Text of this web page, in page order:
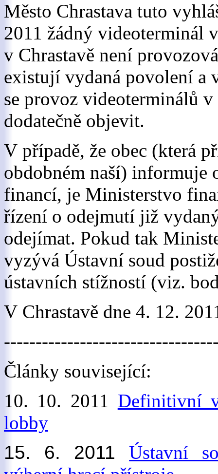
Město Chrastava tuto
2011 žádný videoterminál
v Chrastavě není
existují vydaná povolení a
se provoz videoterminálů
dodatečně objevit.
V případě, že obec (která
obdobném naší) informuje
financí, je Ministerstvo
řízení o odejmutí již
odejímat. Pokud tak
vyzývá Ústavní soud
ústavních stížností (viz.
V Chrastavě dne 4. 12.
Články související:
10. 10. 2011 Definitivní
lobby
15. 6. 2011Ústavní